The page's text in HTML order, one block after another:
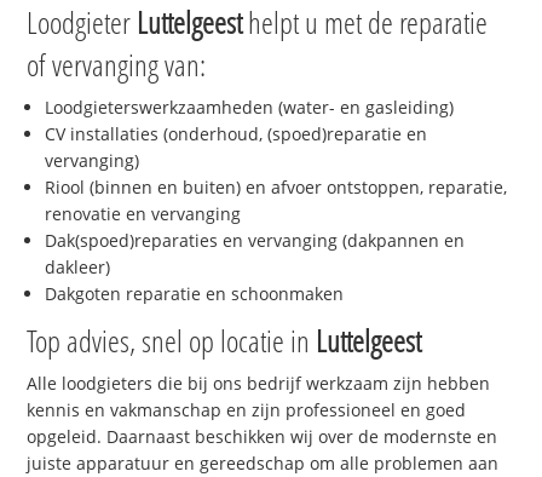
Loodgieter Luttelgeesthelpt u met de reparatie
of vervanging van:
Loodgieterswerkzaamheden (water- en gasleiding)
CV installaties (onderhoud, (spoed)reparatie en
vervanging)
Riool (binnen en buiten) en afvoer ontstoppen, reparatie,
renovatie en vervanging
Dak(spoed)reparaties en vervanging (dakpannen en
dakleer)
Dakgoten reparatie en schoonmaken
Top advies, snel op locatie in Luttelgeest
Alle loodgieters die bij ons bedrijf werkzaam zijn hebben
kennis en vakmanschap en zijn professioneel en goed
opgeleid. Daarnaast beschikken wij over de modernste en
juiste apparatuur en gereedschap om alle problemen aan